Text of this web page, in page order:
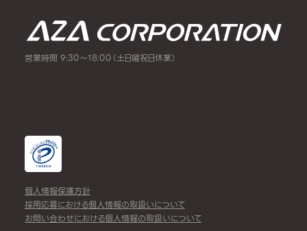
営業時間 9:30～18:00（土日曜祝日休業）
個人情報保護方針
採用応募における個人情報の取扱いについて
お問い合わせにおける個人情報の取扱いについて